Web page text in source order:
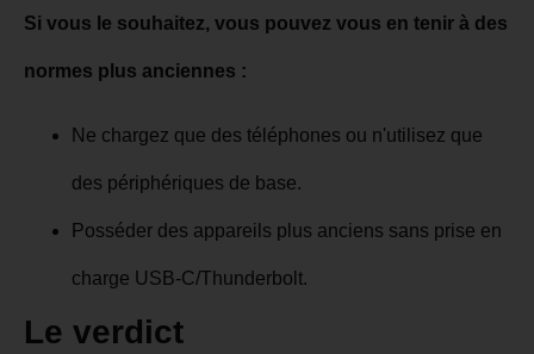
Si vous le souhaitez, vous pouvez vous en tenir à des
normes plus anciennes :
Ne chargez que des téléphones ou n'utilisez que
des périphériques de base.
Posséder des appareils plus anciens sans prise en
charge USB-C/Thunderbolt.
Le verdict